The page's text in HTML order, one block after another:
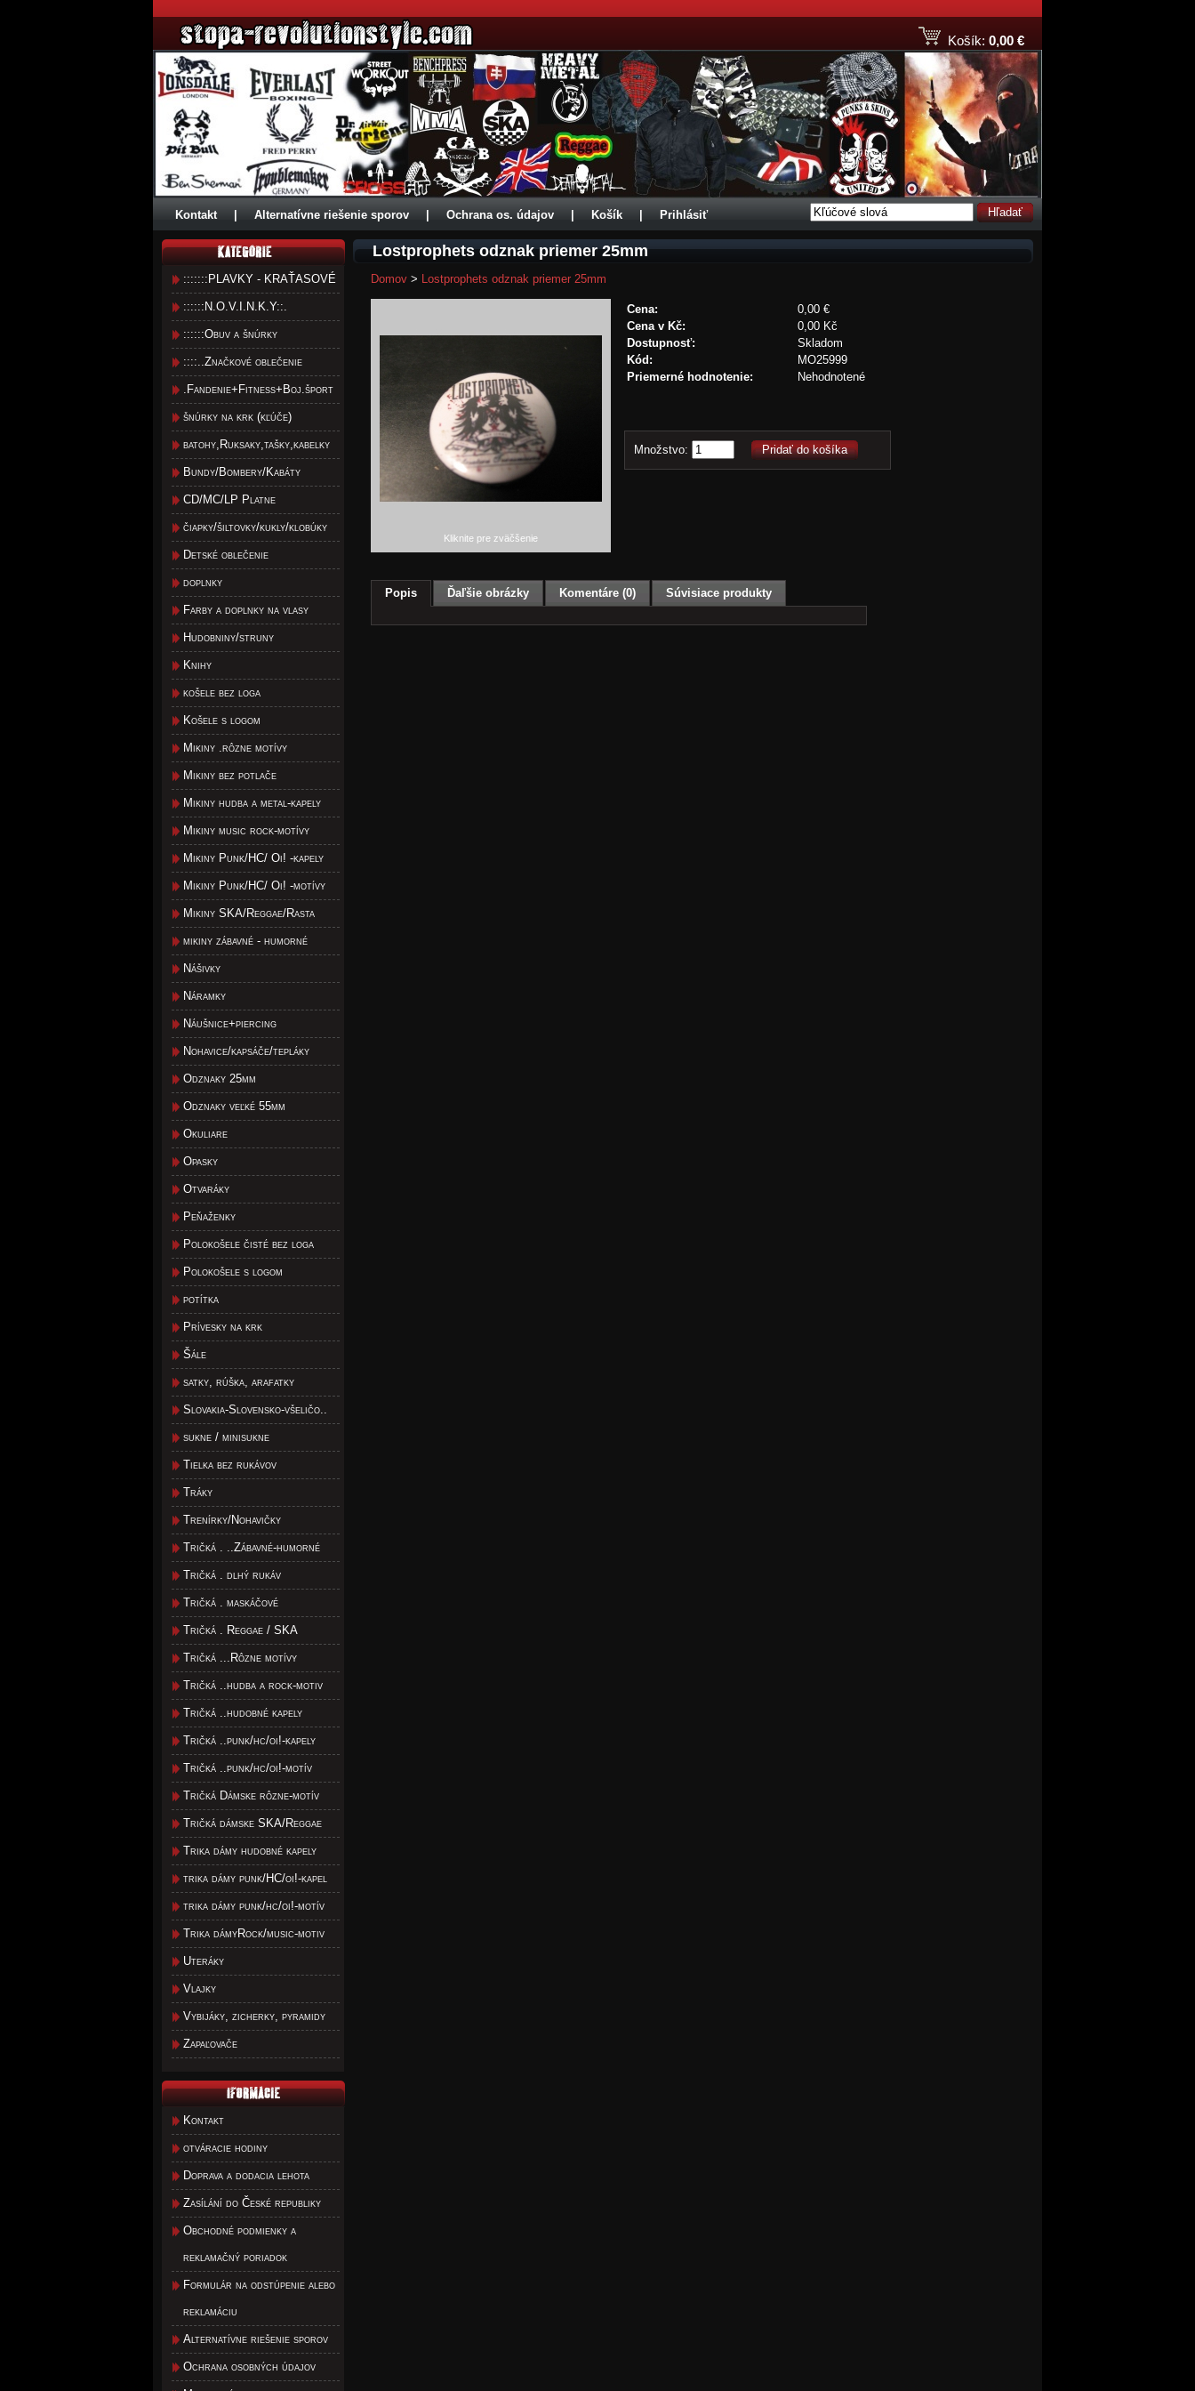
Košík: 0,00 €
Kontakt Alternatívne riešenie sporov Ochrana os. údajov Košík Prihlásiť Hľadať
:::::::PLAVKY - KRAŤASOVÉ
::::::N.O.V.I.N.K.Y::.
::::::Obuv a šnúrky
::::..Značkové oblečenie
.Fandenie+Fitness+Boj.šport
šnúrky na krk (kľúče)
batohy,Ruksaky,tašky,kabelky
Bundy/Bombery/Kabáty
CD/MC/LP Platne
čiapky/šiltovky/kukly/klobúky
Detské oblečenie
doplnky
Farby a doplnky na vlasy
Hudobniny/struny
Knihy
košele bez loga
Košele s logom
Mikiny .rôzne motívy
Mikiny bez potlače
Mikiny hudba a metal-kapely
Mikiny music rock-motívy
Mikiny Punk/HC/ Oi! -kapely
Mikiny Punk/HC/ Oi! -motívy
Mikiny SKA/Reggae/Rasta
mikiny zábavné - humorné
Nášivky
Náramky
Náušnice+piercing
Nohavice/kapsáče/tepláky
Odznaky 25mm
Odznaky veľké 55mm
Okuliare
Opasky
Otvaráky
Peňaženky
Polokošele čisté bez loga
Polokošele s logom
potítka
Prívesky na krk
Šále
satky, rúška, arafatky
Slovakia-Slovensko-všeličo..
sukne / minisukne
Tielka bez rukávov
Tráky
Trenírky/Nohavičky
Tričká . ..Zábavné-humorné
Tričká . dlhý rukáv
Tričká . maskáčové
Tričká . Reggae / SKA
Tričká ...Rôzne motívy
Tričká ..hudba a rock-motiv
Tričká ..hudobné kapely
Tričká ..punk/hc/oi!-kapely
Tričká ..punk/hc/oi!-motív
Tričká Dámske rôzne-motív
Tričká dámske SKA/Reggae
Trika dámy hudobné kapely
trika dámy punk/HC/oi!-kapel
trika dámy punk/hc/oi!-motív
Trika dámyRock/music-motiv
Uteráky
Vlajky
Vybijáky, zicherky, pyramidy
Zapaľovače
Kontakt
otváracie hodiny
Doprava a dodacia lehota
Zasílání do České republiky
Obchodné podmienky a
reklamačný poriadok
Formulár na odstúpenie alebo
reklamáciu
Alternatívne riešenie sporov
Ochrana osobných údajov
Lostprophets odznak priemer 25mm
Domov > Lostprophets odznak priemer 25mm
Kliknite pre zväčšenie
Cena:
0,00 €
Cena v Kč:
0,00 Kč
Dostupnosť:
Skladom
Kód:
MO25999
Priemerné hodnotenie:
Nehodnotené
Množstvo: Pridať do košíka
Popis Ďaľšie obrázky Komentáre (0) Súvisiace produkty